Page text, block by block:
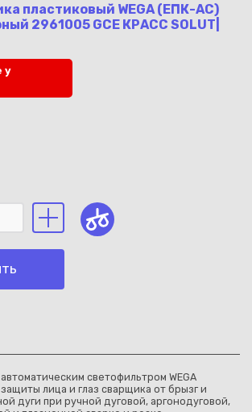
пластиковый WEGA (ЕПК-АС)
2961005 GCE КРАСС SOLUT|
у
светофильтром WEGA
лица и глаз сварщика от брызг и
дуги при ручной дуговой, аргонодуговой,